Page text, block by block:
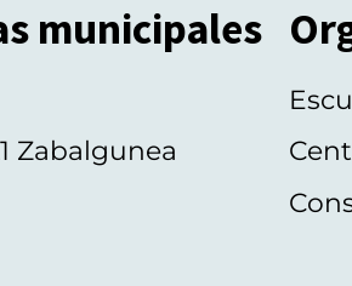
municipales
Zabalgunea